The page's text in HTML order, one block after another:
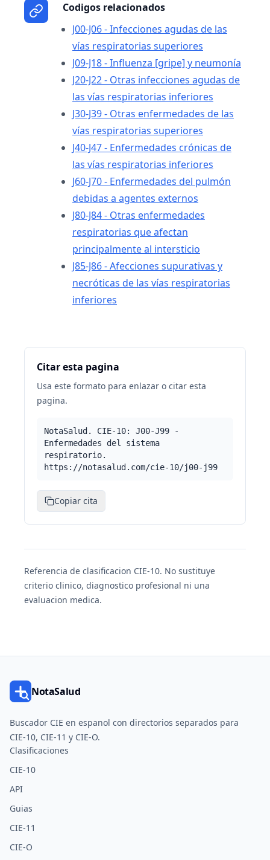
Codigos relacionados
J00-J06 - Infecciones agudas de las
vías respiratorias superiores
J09-J18 - Influenza [gripe] y neumonía
J20-J22 - Otras infecciones agudas de
las vías respiratorias inferiores
J30-J39 - Otras enfermedades de las
vías respiratorias superiores
J40-J47 - Enfermedades crónicas de
las vías respiratorias inferiores
J60-J70 - Enfermedades del pulmón
debidas a agentes externos
J80-J84 - Otras enfermedades
respiratorias que afectan
principalmente al intersticio
J85-J86 - Afecciones supurativas y
necróticas de las vías respiratorias
inferiores
Citar esta pagina
Usa este formato para enlazar o citar esta
pagina.
NotaSalud. CIE-10: J00-J99 -
Enfermedades del sistema
respiratorio.
https://notasalud.com/cie-10/j00-j99
Copiar cita
Referencia de clasificacion CIE-10. No sustituye
criterio clinico, diagnostico profesional ni una
evaluacion medica.
NotaSalud
Buscador CIE en espanol con directorios separados para
CIE-10, CIE-11 y CIE-O.
Clasificaciones
CIE-10
API
Guias
CIE-11
CIE-O